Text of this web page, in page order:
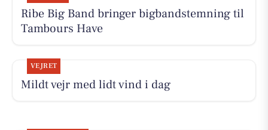
Ribe Big Band bringer bigbandstemning til
Tambours Have
VEJRET
Mildt vejr med lidt vind i dag